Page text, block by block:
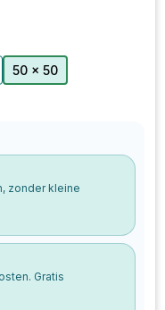
50 x 50
zonder kleine
Gratis